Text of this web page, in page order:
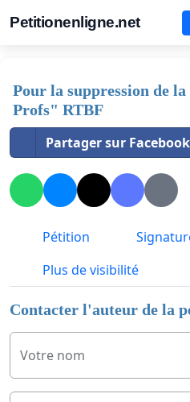
Petitionenligne.net
Pour la suppression de
Profs" RTBF
Partager sur Facebook
Pétition
Plus de visibilité
Contacter l'auteur de la
Votre nom